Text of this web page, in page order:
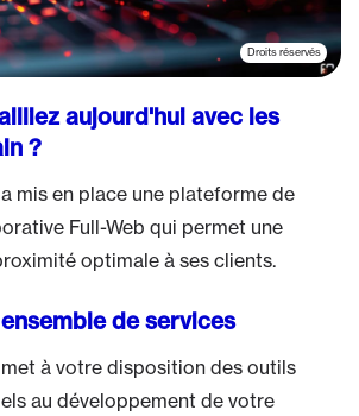
Droits réservés
aujourd'hui avec les
?
mis en place une plateforme de
Full-Web qui permet une
optimale à ses clients.
de services
à votre disposition des outils
au développement de votre